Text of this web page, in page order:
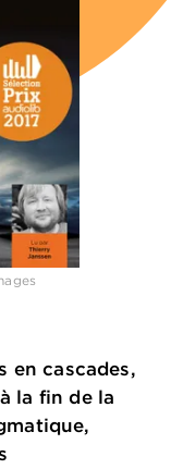
en cascades,
la fin de la